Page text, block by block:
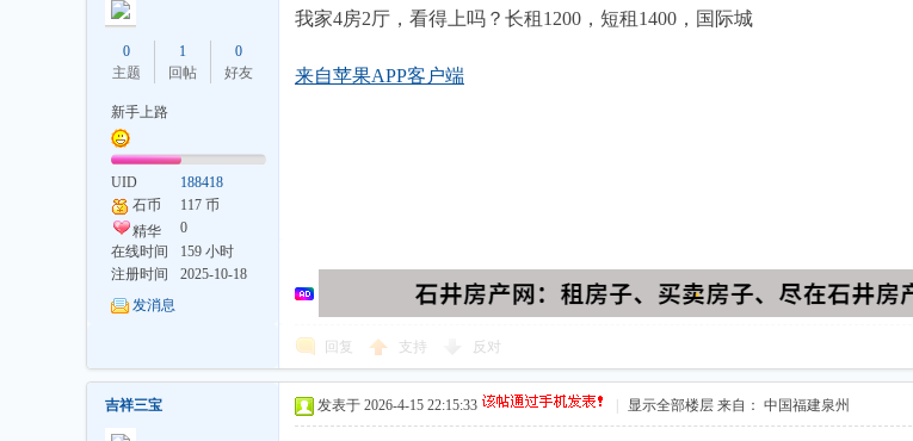
0
主题
1
回帖
0
好友
新手上路
UID
188418
石币
117 币
精华
0
在线时间
159 小时
注册时间
2025-10-18
发消息
我家4房2厅，看得上吗？长租1200，短租1400，国际城
来自苹果APP客户端
回复 支持 反对
吉祥三宝 发表于 2026-4-15 22:15:33 显示全部楼层 来自： 中国福建泉州